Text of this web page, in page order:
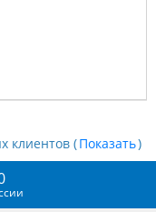
клиентов ( )